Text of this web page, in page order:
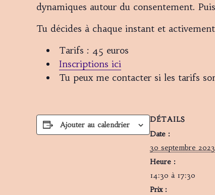
dynamiques autour du consentement.
Tu décides à chaque instant et
Tarifs : 45 euros
Inscriptions ici
Tu peux me contacter si les tarifs
Ajouter au calendrier
DÉTAILS
Date :
30 septembre 2023
Heure :
14:30 à 17:30
Prix :